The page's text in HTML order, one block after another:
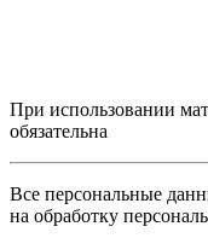
При использовании
обязательна
Все персональные
на обработку